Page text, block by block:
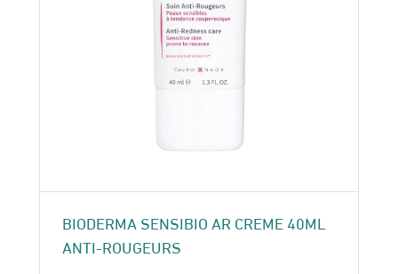
BIODERMA SENSIBIO AR CREME 40ML
ANTI-ROUGEURS